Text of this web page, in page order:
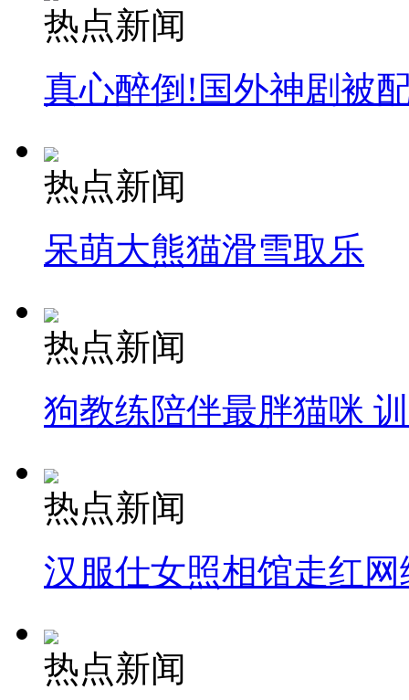
热点新闻
真心醉倒!国外神剧被
热点新闻
呆萌大熊猫滑雪取乐
热点新闻
狗教练陪伴最胖猫咪
热点新闻
汉服仕女照相馆走红网
热点新闻